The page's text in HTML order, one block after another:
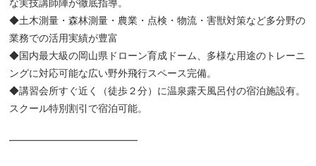
な実技講師陣が徹底指導。
◆土木測量・森林測量・農業・点検・物流・害獣対策など多分野の
業務での活用実績が豊富
◆国内最大級の岡山県ドローン育成ドーム、多様な用途のトレーニ
ングに対応可能な広い野外飛行スペース完備。
◆講習会所すぐ近く（徒歩２分）に温泉露天風呂付の宿泊施設有。
スクール特別割引で宿泊可能。
━━━━━━━━━━━━━